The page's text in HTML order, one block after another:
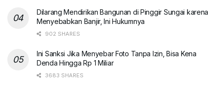
Dilarang Mendirikan Bangunan di Pinggir Sungai karena
Menyebabkan Banjir, Ini Hukumnya
902 SHARES
Ini Sanksi Jika Menyebar Foto Tanpa Izin, Bisa Kena
Denda Hingga Rp 1 Miliar
3683 SHARES